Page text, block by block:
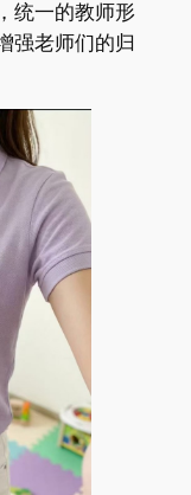
统一的教师形
强老师们的归